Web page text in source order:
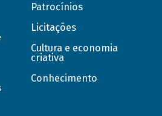
Patrocínios
Licitações
Cultura e economia
criativa
Conhecimento